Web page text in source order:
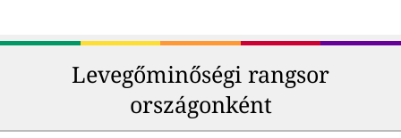
Levegőminőségi rangsor
országonként